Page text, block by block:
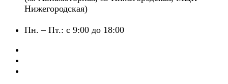
Нижегородская)
Пн. – Пт.: с 9:00 до 18:00